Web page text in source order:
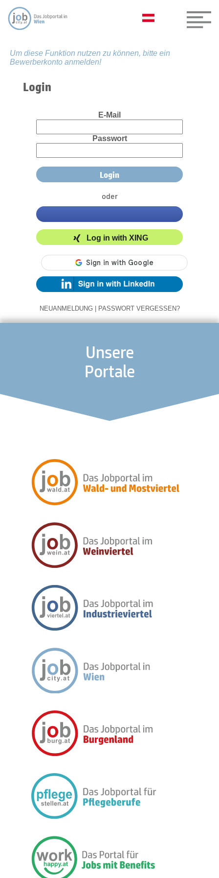
Um diese Funktion nutzen zu können, bitte ein
Bewerberkonto anmelden!
Login
E-Mail
Passwort
oder
Log in with XING
NEUANMELDUNG | PASSWORT VERGESSEN?
Unsere
Portale